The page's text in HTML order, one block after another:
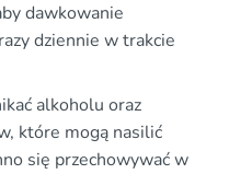
dawkowanie
dziennie w trakcie
alkoholu oraz
które mogą nasilić
się przechowywać w